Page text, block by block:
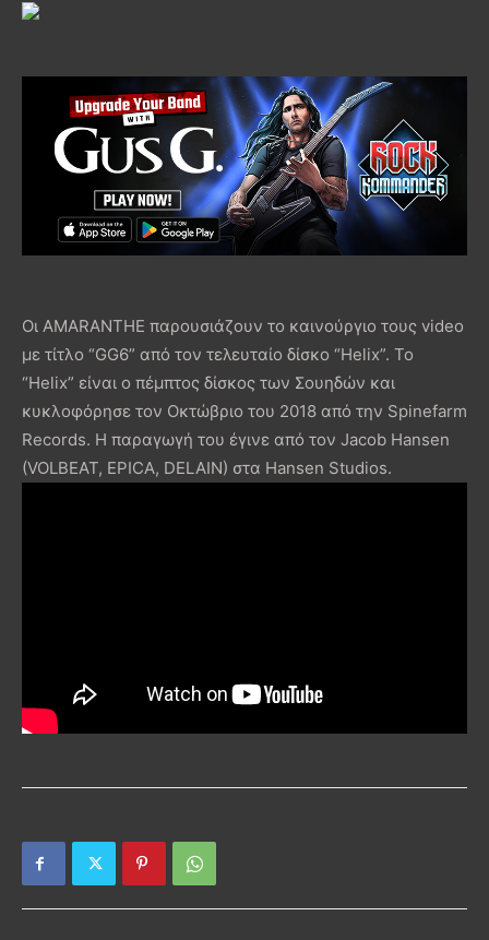
Οι AMARANTHE παρουσιάζουν το καινούργιο τους video
με τίτλο “GG6” από τον τελευταίο δίσκο “Helix”. Το
“Helix” είναι ο πέμπτος δίσκος των Σουηδών και
κυκλοφόρησε τον Οκτώβριο του 2018 από την Spinefarm
Records. Η παραγωγή του έγινε από τον Jacob Hansen
(VOLBEAT, EPICA, DELAIN) στα Hansen Studios.